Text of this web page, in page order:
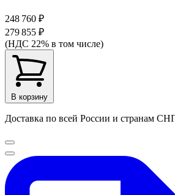
248 760 ₽
279 855 ₽
(НДС 22% в том числе)
В корзину
Доставка по всей России и странам